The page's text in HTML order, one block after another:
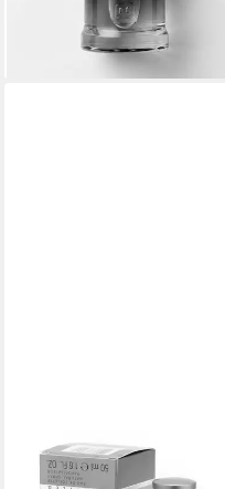
(999,90 €/ 1 l)
lieferbar - in 3-4 Werktagen bei dir
BOSS
Eau de Toilette Hugo Boss